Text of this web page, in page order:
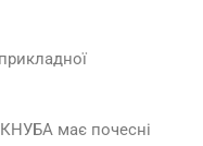
КНУБА має почесні